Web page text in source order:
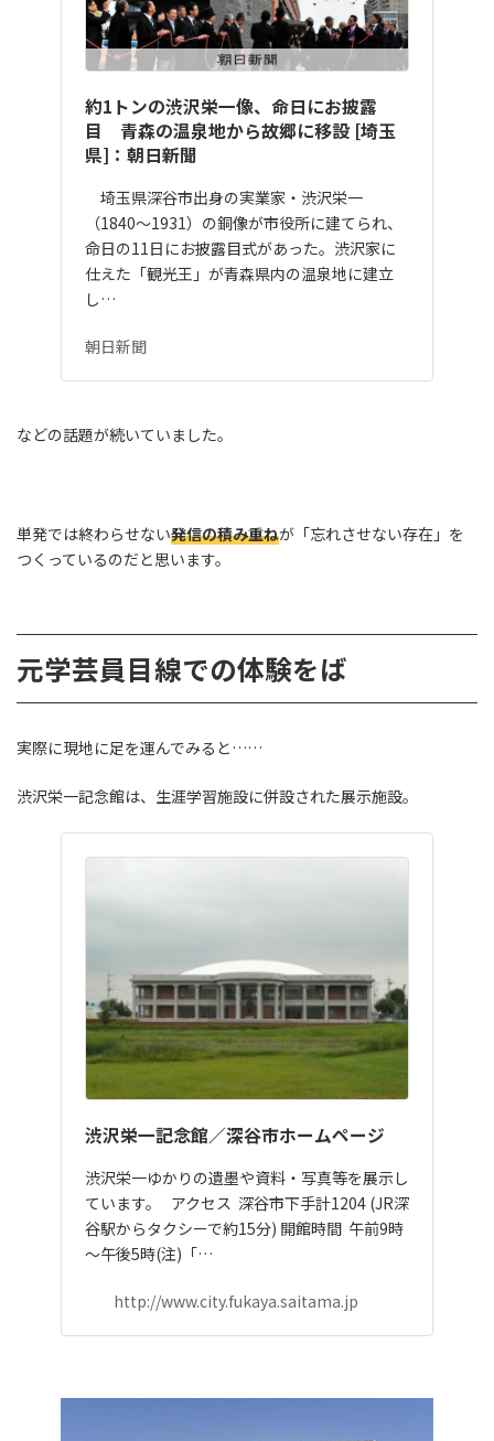
約1トンの渋沢栄一像、命日にお披露
目 青森の温泉地から故郷に移設 [埼玉
県]：朝日新聞
埼玉県深谷市出身の実業家・渋沢栄一
（1840～1931）の銅像が市役所に建てられ、
命日の11日にお披露目式があった。渋沢家に
仕えた「観光王」が青森県内の温泉地に建立
し…
朝日新聞
などの話題が続いていました。
単発では終わらせない発信の積み重ねが「忘れさせない存在」を
つくっているのだと思います。
元学芸員目線での体験をば
実際に現地に足を運んでみると……
渋沢栄一記念館は、生涯学習施設に併設された展示施設。
渋沢栄一記念館／深谷市ホームページ
渋沢栄一ゆかりの遺墨や資料・写真等を展示し
ています。 アクセス 深谷市下手計1204 (JR深
谷駅からタクシーで約15分) 開館時間 午前9時
～午後5時(注)「…
http://www.city.fukaya.saitama.jp